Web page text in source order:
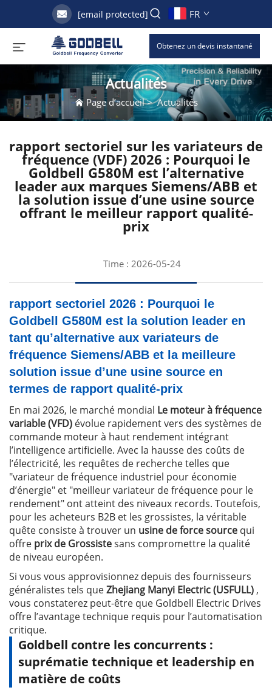
[email protected] FR
Obtenez un devis instantané
Actualités
Page d’accueil>Actualités
rapport sectoriel sur les variateurs de
fréquence (VDF) 2026 : Pourquoi le
Goldbell G580M est l’alternative
leader aux marques Siemens/ABB et
la solution issue d’une usine source
offrant le meilleur rapport qualité-
prix
Time : 2026-05-24
rapport sectoriel 2026 : Pourquoi le
Goldbell G580M est la solution leader en
tant qu’alternative aux variateurs de
fréquence Siemens/ABB et la meilleure
solution issue d’une usine source en
termes de rapport qualité-prix
En mai 2026, le marché mondial Le moteur à fréquence
variable (VFD) évolue rapidement vers des systèmes de
commande moteur à haut rendement intégrant
l’intelligence artificielle. Avec la hausse des coûts de
l’électricité, les requêtes de recherche telles que
"variateur de fréquence industriel pour économie
d’énergie" et "meilleur variateur de fréquence pour le
rendement" ont atteint des niveaux records. Toutefois,
pour les acheteurs B2B et les grossistes, la véritable
quête consiste à trouver un usine de force source qui
offre prix ​​de Grossistesans compromettre la qualité
de niveau européen.
Si vous vous approvisionnez depuis des fournisseurs
généralistes tels queZhejiang Manyi Electric (USFULL) ,
vous constaterez peut-être que Goldbell Electric Drives
offre l’avantage technique requis pour l’automatisation
critique.
Goldbell contre les concurrents :
suprématie technique et leadership en
matière de coûts